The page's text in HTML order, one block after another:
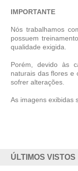
IMPORTANTE
Nós trabalhamos
possuem
qualidade exigida.
Porém, devido às
naturais das flores e
sofrer alterações.
As imagens exibidas
ÚLTIMOS VISTOS